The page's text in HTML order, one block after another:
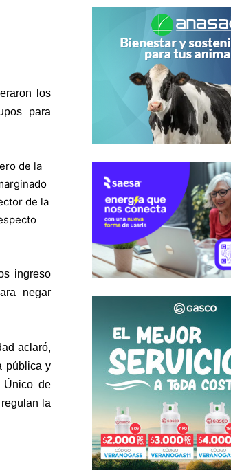
los
para
de la
de la
ingreso
negar
aclaró,
pública y
Único de
la